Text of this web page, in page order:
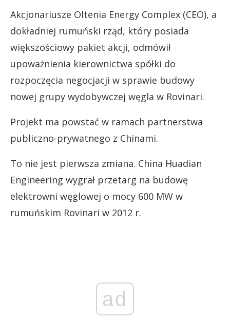
Akcjonariusze Oltenia Energy Complex (CEO), a
dokładniej rumuński rząd, który posiada
większościowy pakiet akcji, odmówił
upoważnienia kierownictwa spółki do
rozpoczęcia negocjacji w sprawie budowy
nowej grupy wydobywczej węgla w Rovinari.
Projekt ma powstać w ramach partnerstwa
publiczno-prywatnego z Chinami.
To nie jest pierwsza zmiana. China Huadian
Engineering wygrał przetarg na budowę
elektrowni węglowej o mocy 600 MW w
rumuńskim Rovinari w 2012 r.
ad